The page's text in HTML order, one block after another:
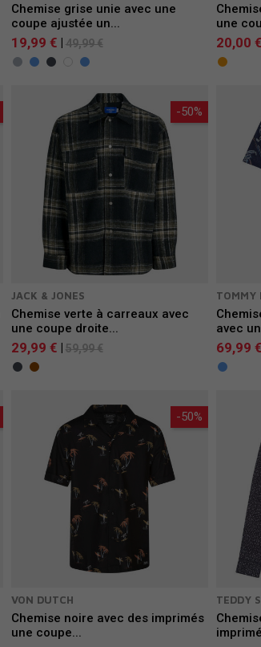
Chemise grise unie avec une
coupe ajustée un...
19,99 € 49,99 €
une
20,00 €
-50%
JACK & JONES
Chemise verte à carreaux avec
une coupe droite...
29,99 € | 59,99 €
TOMMY
avec
69,99 €
-50%
VON DUTCH
Chemise noire avec des imprimés
une coupe...
TEDDY